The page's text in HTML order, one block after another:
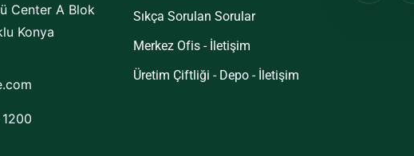
Center A Blok
Konya
Sıkça Sorulan Sorular
Merkez Ofis - İletişim
Üretim Çiftliği - Depo - İletişim